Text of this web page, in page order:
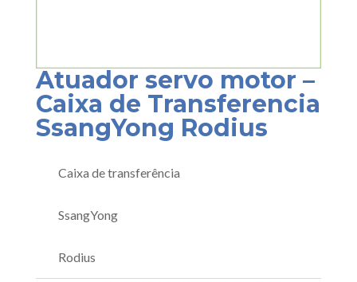
Atuador servo motor –
Caixa de Transferencia
SsangYong Rodius
Caixa de transferência
SsangYong
Rodius